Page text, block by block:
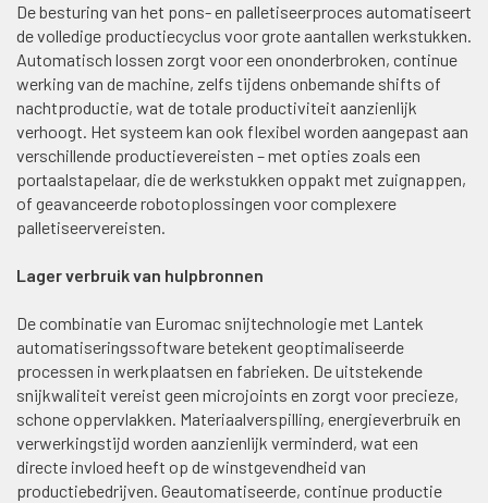
De besturing van het pons- en palletiseerproces automatiseert
de volledige productiecyclus voor grote aantallen werkstukken.
Automatisch lossen zorgt voor een ononderbroken, continue
werking van de machine, zelfs tijdens onbemande shifts of
nachtproductie, wat de totale productiviteit aanzienlijk
verhoogt. Het systeem kan ook flexibel worden aangepast aan
verschillende productievereisten – met opties zoals een
portaalstapelaar, die de werkstukken oppakt met zuignappen,
of geavanceerde robotoplossingen voor complexere
palletiseervereisten.
Lager verbruik van hulpbronnen
De combinatie van Euromac snijtechnologie met Lantek
automatiseringssoftware betekent geoptimaliseerde
processen in werkplaatsen en fabrieken. De uitstekende
snijkwaliteit vereist geen microjoints en zorgt voor precieze,
schone oppervlakken. Materiaalverspilling, energieverbruik en
verwerkingstijd worden aanzienlijk verminderd, wat een
directe invloed heeft op de winstgevendheid van
productiebedrijven. Geautomatiseerde, continue productie